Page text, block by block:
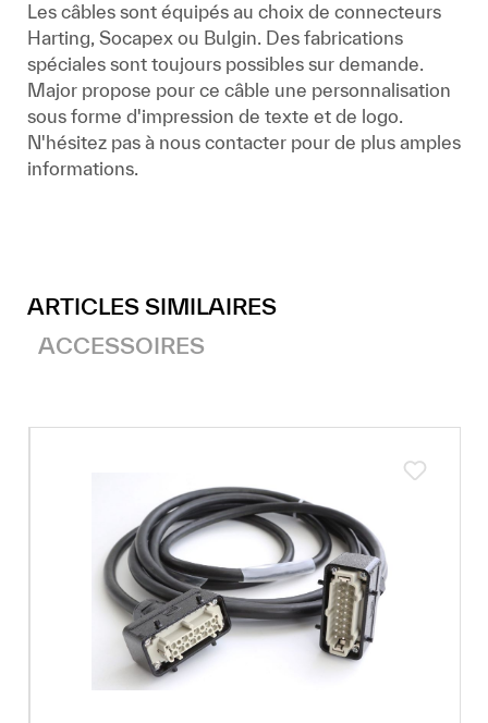
Les câbles sont équipés au choix de connecteurs
Harting, Socapex ou Bulgin. Des fabrications
spéciales sont toujours possibles sur demande.
Major propose pour ce câble une personnalisation
sous forme d'impression de texte et de logo.
N'hésitez pas à nous contacter pour de plus amples
informations.
ARTICLES SIMILAIRES
ACCESSOIRES